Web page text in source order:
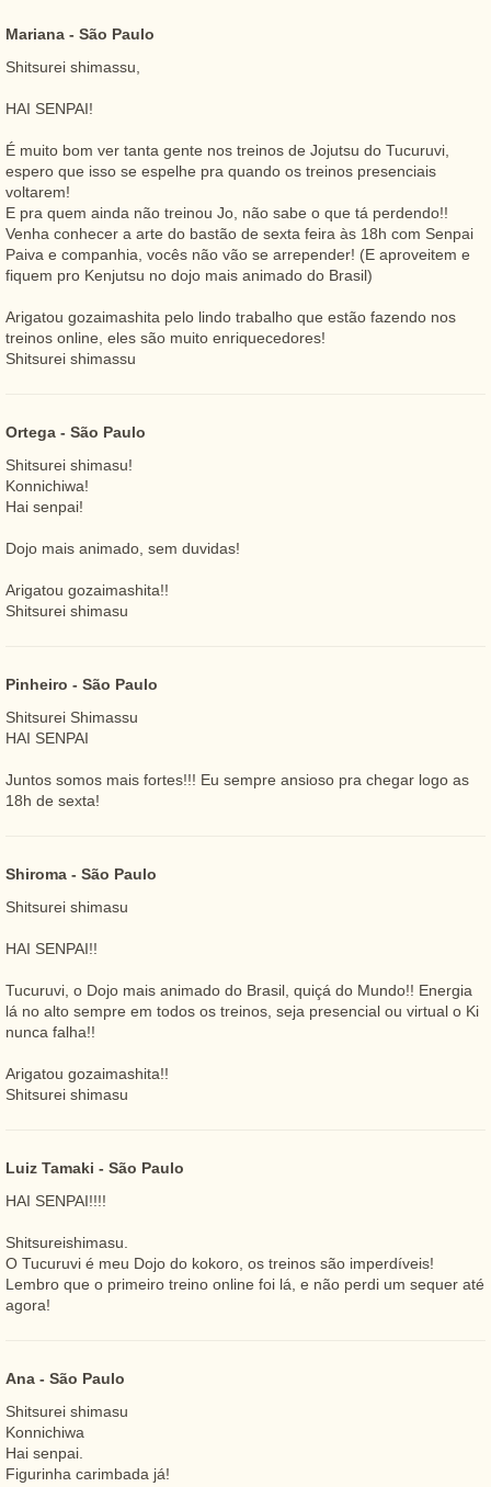
Mariana - São Paulo
Shitsurei shimassu,
HAI SENPAI!
É muito bom ver tanta gente nos treinos de Jojutsu do Tucuruvi,
espero que isso se espelhe pra quando os treinos presenciais
voltarem!
E pra quem ainda não treinou Jo, não sabe o que tá perdendo!!
Venha conhecer a arte do bastão de sexta feira às 18h com Senpai
Paiva e companhia, vocês não vão se arrepender! (E aproveitem e
fiquem pro Kenjutsu no dojo mais animado do Brasil)
Arigatou gozaimashita pelo lindo trabalho que estão fazendo nos
treinos online, eles são muito enriquecedores!
Shitsurei shimassu
Ortega - São Paulo
Shitsurei shimasu!
Konnichiwa!
Hai senpai!
Dojo mais animado, sem duvidas!
Arigatou gozaimashita!!
Shitsurei shimasu
Pinheiro - São Paulo
Shitsurei Shimassu
HAI SENPAI
Juntos somos mais fortes!!! Eu sempre ansioso pra chegar logo as
18h de sexta!
Shiroma - São Paulo
Shitsurei shimasu
HAI SENPAI!!
Tucuruvi, o Dojo mais animado do Brasil, quiçá do Mundo!! Energia
lá no alto sempre em todos os treinos, seja presencial ou virtual o Ki
nunca falha!!
Arigatou gozaimashita!!
Shitsurei shimasu
Luiz Tamaki - São Paulo
HAI SENPAI!!!!
Shitsureishimasu.
O Tucuruvi é meu Dojo do kokoro, os treinos são imperdíveis!
Lembro que o primeiro treino online foi lá, e não perdi um sequer até
agora!
Ana - São Paulo
Shitsurei shimasu
Konnichiwa
Hai senpai.
Figurinha carimbada já!